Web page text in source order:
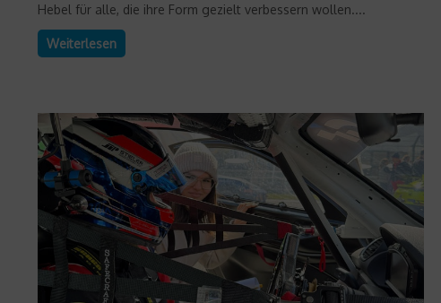
Hebel für alle, die ihre Form gezielt verbessern wollen....
Weiterlesen